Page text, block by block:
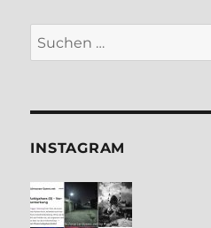
Suchen
nach:
INSTA­GRAM